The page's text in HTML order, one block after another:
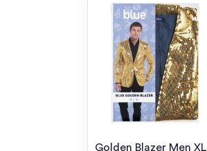
Golden Blazer Men XL